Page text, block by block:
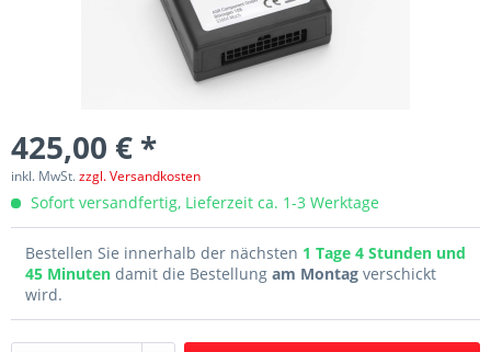
425,00 € *
inkl. MwSt.zzgl. Versandkosten
Sofort versandfertig, Lieferzeit ca. 1-3 Werktage
Bestellen Sie innerhalb der nächsten 1 Tage 4 Stunden und
45 Minuten damit die Bestellung am Montag verschickt
wird.